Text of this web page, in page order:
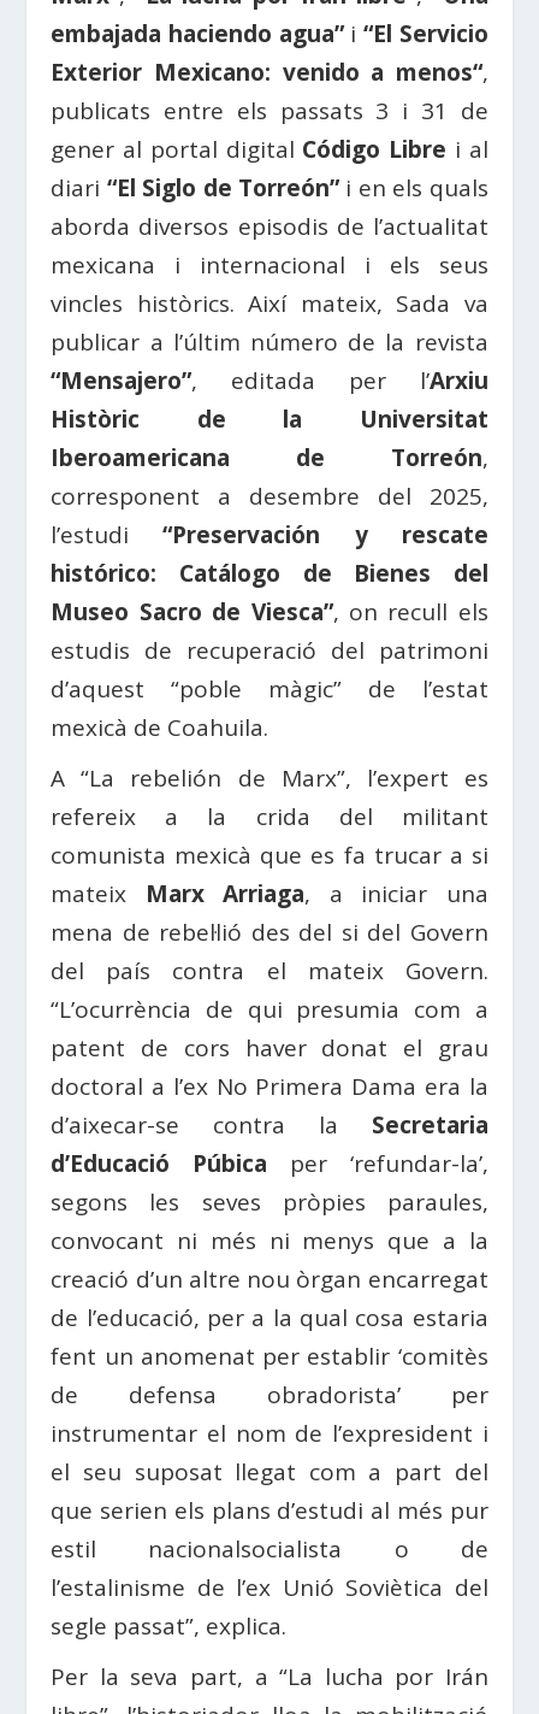
embajada haciendo agua”i “El Servicio
Exterior Mexicano: venido a menos“,
publicats entre els passats 3 i 31 de
gener al portal digital Código Libre i al
diari “El Siglo de Torreón”i en els quals
aborda diversos episodis de l’actualitat
mexicana i internacional i els seus
vincles històrics. Així mateix, Sada va
publicar a l’últim número de la revista
“Mensajero”, editada per l’Arxiu
Històric de la Universitat
Iberoamericana de Torreón,
corresponent a desembre del 2025,
l’estudi“Preservación y rescate
histórico: Catálogo de Bienes del
Museo Sacro de Viesca”, on recull els
estudis de recuperació del patrimoni
d’aquest “poble màgic” de l’estat
mexicà de Coahuila.
A “La rebelión de Marx”, l’expert es
refereix a la crida del militant
comunista mexicà que es fa trucar a si
mateix Marx Arriaga, a iniciar una
mena de rebel·lió des del si del Govern
del país contra el mateix Govern.
“L’ocurrència de qui presumia com a
patent de cors haver donat el grau
doctoral a l’ex No Primera Dama era la
d’aixecar-se contra la Secretaria
d’Educació Púbica per ‘refundar-la’,
segons les seves pròpies paraules,
convocant ni més ni menys que a la
creació d’un altre nou òrgan encarregat
de l’educació, per a la qual cosa estaria
fent un anomenat per establir ‘comitès
de defensa obradorista’ per
instrumentar el nom de l’expresident i
el seu suposat llegat com a part del
que serien els plans d’estudi al més pur
estil nacionalsocialista o de
l’estalinisme de l’ex Unió Soviètica del
segle passat”, explica.
Per la seva part, a “La lucha por Irán